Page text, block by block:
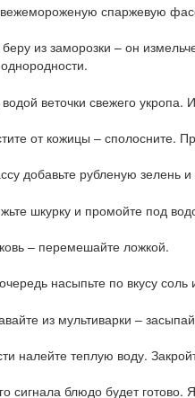
спаржевую
беру из заморозки – он
веточки свежего
от кожицы – сполосните.
добавьте рубленую зелень
шкурку и промойте под
– перемешайте ложкой.
насыпьте по вкусу
из мультиварки –
налейте теплую воду.
сигнала блюдо будет